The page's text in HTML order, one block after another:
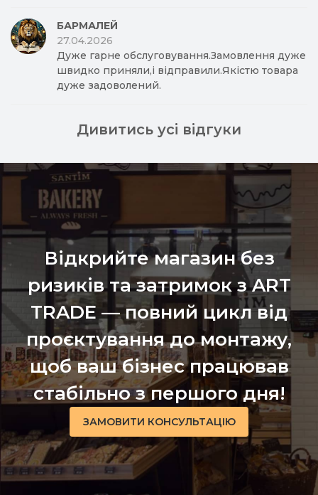
БАРМАЛЕЙ
27.04.2026
Дуже гарне обслуговування.Замовлення дуже
швидко приняли,і відправили.Якістю товара
дуже задоволений.
Дивитись усі відгуки
Відкрийте магазин без
ризиків та затримок з ART
TRADE — повний цикл від
проєктування до монтажу,
щоб ваш бізнес працював
стабільно з першого дня!
ЗАМОВИТИ КОНСУЛЬТАЦІЮ